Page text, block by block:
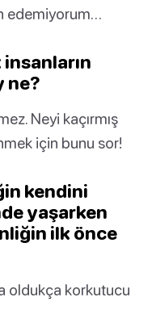
edemiyorum…
ne?
Neyi kaçırmış
için bunu sor!
kendini
yaşarken
ilk önce
oldukça korkutucu